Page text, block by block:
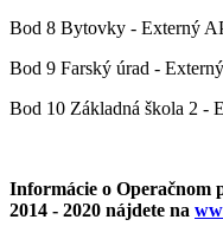
Bod 8 Bytovky - Externý
Bod 9 Farský úrad -
Bod 10 Základná škola 2 -
Informácie o
2014 - 2020 nájdete na